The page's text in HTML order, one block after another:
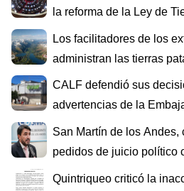
la reforma de la Ley de
Los facilitadores de los
administran las tierras
CALF defendió sus
advertencias de la
San Martín de los
pedidos de juicio político
Quintriqueo criticó la